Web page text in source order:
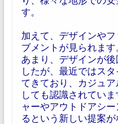
す。
加えて、デザインや
ブメントが見られま
あまり、デザインが
したが、最近ではス
てきており、カジュ
しても認識されてい
ャーやアウトドアシ
るという新しい提案が